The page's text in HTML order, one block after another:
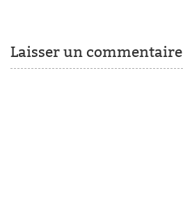
Laisser un commentaire